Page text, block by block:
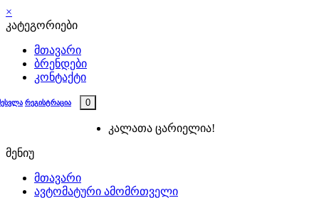
×
კატეგორიები
მთავარი
ბრენდები
კონტაქტი
რეგისტრაცია 0
კალათა ცარიელია!
მენიუ
მთავარი
ავტომატური ამომრთველი